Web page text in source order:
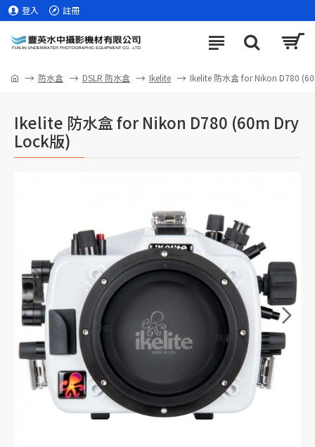
登入 註冊
防水盒 DSLR 防水盒 Ikelite Ikelite 防水盒 for Nikon D780
Ikelite 防水盒 for Nikon D780 (60m Dry
Lock版)